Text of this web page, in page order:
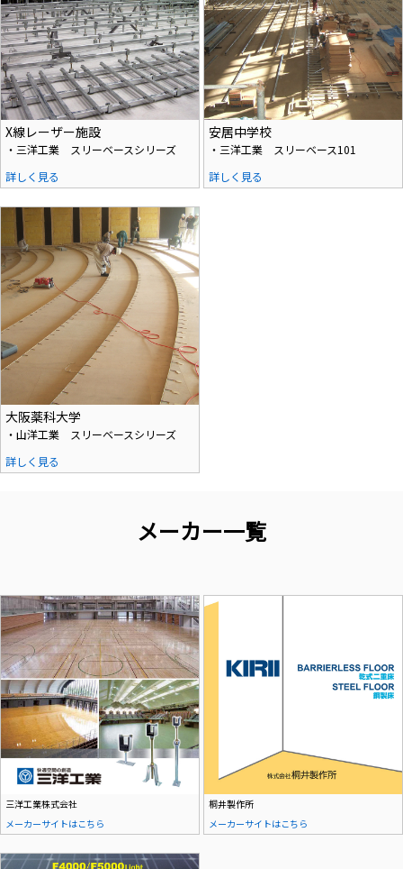
X線レーザー施設
・三洋工業 スリーベースシリーズ
詳しく見る
安居中学校
・三洋工業 スリーベース101
詳しく見る
大阪薬科大学
・山洋工業 スリーベースシリーズ
詳しく見る
メーカー一覧
三洋工業株式会社
メーカーサイトはこちら
桐井製作所
メーカーサイトはこちら